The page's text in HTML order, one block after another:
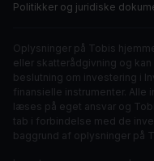
Politikker og juridiske
Oplysninger på Tobis
eller skatterådgivning og
beslutning om investering i
finansielle instrumenter. Alle
læses på eget ansvar og
tab i forbindelse med de
baggrund af oplysninger på